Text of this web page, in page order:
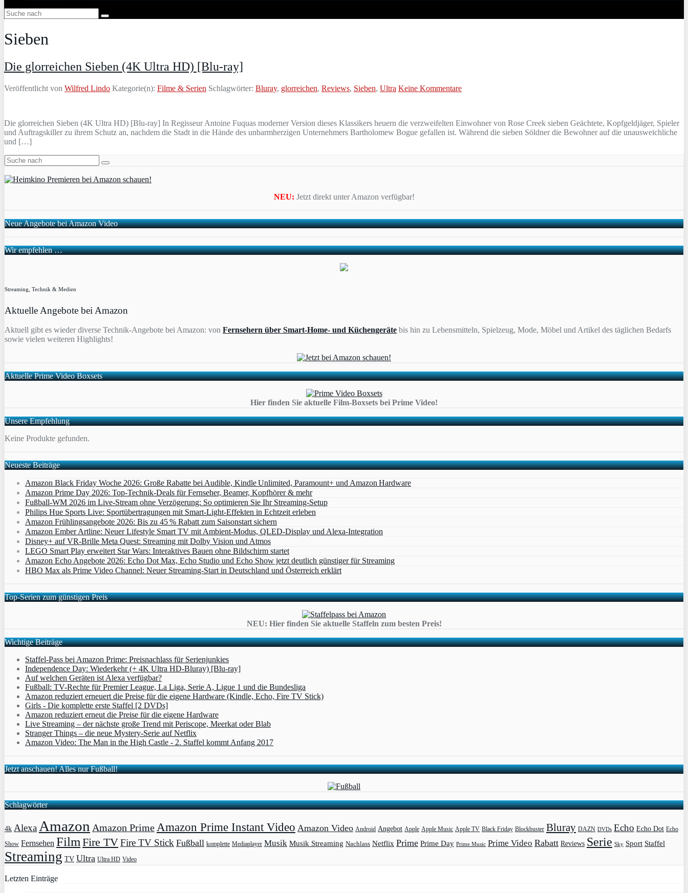
Sieben
Die glorreichen Sieben (4K Ultra HD) [Blu-ray]
Veröffentlicht von Wilfred Lindo Kategorie(n): Filme & Serien Schlagwörter: Bluray, glorreichen, Reviews, Sieben, Ultra Keine Kommentare
Die glorreichen Sieben (4K Ultra HD) [Blu-ray] In Regisseur Antoine Fuquas moderner Version dieses Klassikers heuern die verzweifelten Einwohner von Rose Creek sieben Geächtete, Kopfgeldjäger, Spieler
und Auftragskiller zu ihrem Schutz an, nachdem die Stadt in die Hände des unbarmherzigen Unternehmers Bartholomew Bogue gefallen ist. Während die sieben Söldner die Bewohner auf die unausweichliche
und […]
NEU: Jetzt direkt unter Amazon verfügbar!
Neue Angebote bei Amazon Video
Wir empfehlen …
Streaming, Technik & Medien
Aktuelle Angebote bei Amazon
Aktuell gibt es wieder diverse Technik-Angebote bei Amazon: von Fernsehern über Smart-Home- und Küchengeräte bis hin zu Lebensmitteln, Spielzeug, Mode, Möbel und Artikel des täglichen Bedarfs
sowie vielen weiteren Highlights!
Aktuelle Prime Video Boxsets
Hier finden Sie aktuelle Film-Boxsets bei Prime Video!
Unsere Empfehlung
Keine Produkte gefunden.
Neueste Beiträge
Amazon Black Friday Woche 2026: Große Rabatte bei Audible, Kindle Unlimited, Paramount+ und Amazon Hardware
Amazon Prime Day 2026: Top-Technik-Deals für Fernseher, Beamer, Kopfhörer & mehr
Fußball-WM 2026 im Live-Stream ohne Verzögerung: So optimieren Sie Ihr Streaming-Setup
Philips Hue Sports Live: Sportübertragungen mit Smart‑Light‑Effekten in Echtzeit erleben
Amazon Frühlingsangebote 2026: Bis zu 45 % Rabatt zum Saisonstart sichern
Amazon Ember Artline: Neuer Lifestyle Smart TV mit Ambient‑Modus, QLED‑Display und Alexa‑Integration
Disney+ auf VR-Brille Meta Quest: Streaming mit Dolby Vision und Atmos
LEGO Smart Play erweitert Star Wars: Interaktives Bauen ohne Bildschirm startet
Amazon Echo Angebote 2026: Echo Dot Max, Echo Studio und Echo Show jetzt deutlich günstiger für Streaming
HBO Max als Prime Video Channel: Neuer Streaming‑Start in Deutschland und Österreich erklärt
Top-Serien zum günstigen Preis
NEU: Hier finden Sie aktuelle Staffeln zum besten Preis!
Wichtige Beiträge
Staffel-Pass bei Amazon Prime: Preisnachlass für Serienjunkies
Independence Day: Wiederkehr (+ 4K Ultra HD-Bluray) [Blu-ray]
Auf welchen Geräten ist Alexa verfügbar?
Fußball: TV-Rechte für Premier League, La Liga, Serie A, Ligue 1 und die Bundesliga
Amazon reduziert erneuert die Preise für die eigene Hardware (Kindle, Echo, Fire TV Stick)
Girls - Die komplette erste Staffel [2 DVDs]
Amazon reduziert erneut die Preise für die eigene Hardware
Live Streaming – der nächste große Trend mit Periscope, Meerkat oder Blab
Stranger Things – die neue Mystery-Serie auf Netflix
Amazon Video: The Man in the High Castle - 2. Staffel kommt Anfang 2017
Jetzt anschauen! Alles nur Fußball!
Schlagwörter
4k AlexaAmazon Amazon PrimeAmazon Prime Instant Video Amazon Video Android Angebot Apple Apple Music Apple TV Black Friday Blockbuster Bluray DAZN DVDs Echo Echo Dot Echo
Show Fernsehen FilmFire TVFire TV Stick Fußball komplette Mediaplayer Musik Musik Streaming Nachlass Netflix Prime Prime Day Prime Music Prime Video Rabatt Reviews Serie Sky Sport Staffel
Streaming TV Ultra Ultra HD Video
Letzten Einträge